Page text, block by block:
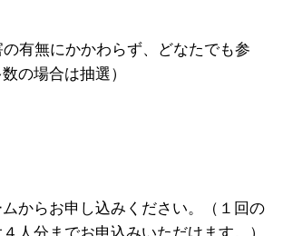
有無にかかわらず、どなたでも参
の場合は抽選）
からお申し込みください。（１回の